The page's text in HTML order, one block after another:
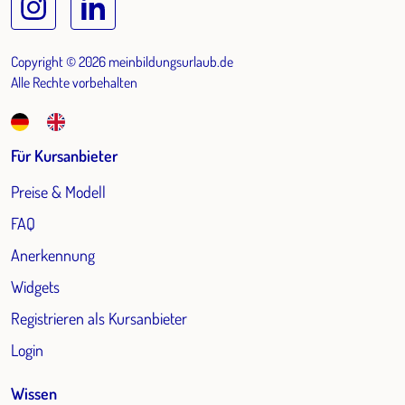
Copyright © 2026 meinbildungsurlaub.de
Alle Rechte vorbehalten
Für Kursanbieter
Preise & Modell
FAQ
Anerkennung
Widgets
Registrieren als Kursanbieter
Login
Wissen